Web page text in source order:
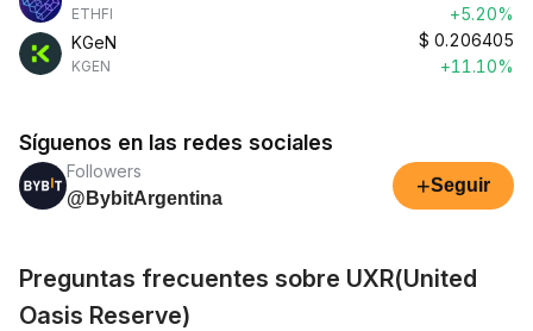
ETHFI
+5.20%
KGeN
KGEN
$ 0.206405
+11.10%
Síguenos en las redes sociales
Followers
@BybitArgentina
+Seguir
Preguntas frecuentes sobre UXR(United
Oasis Reserve)